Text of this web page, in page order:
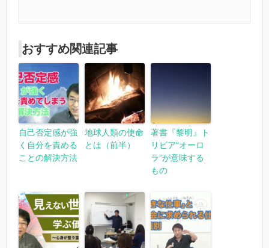
おすすめ関連記事
自己否定感が強
く自分を責める
ことの解決方法
地球人類の使命
とは（前半）
著書『黎明』ト
リビア“オーロ
ラ”が意味する
もの